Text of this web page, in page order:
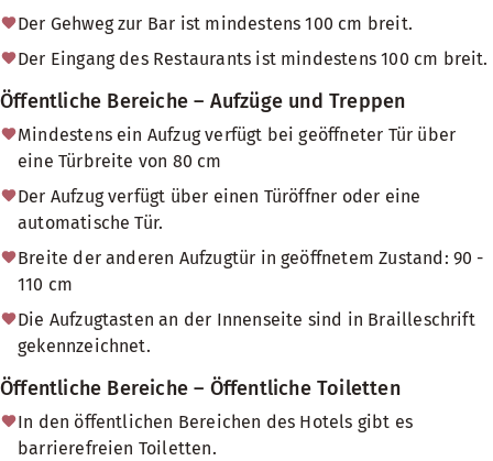
Der Gehweg zur Bar ist mindestens 100 cm breit.
Der Eingang des Restaurants ist mindestens 100 cm breit.
Öffentliche Bereiche – Aufzüge und Treppen
Mindestens ein Aufzug verfügt bei geöffneter Tür über
eine Türbreite von 80 cm
Der Aufzug verfügt über einen Türöffner oder eine
automatische Tür.
Breite der anderen Aufzugtür in geöffnetem Zustand: 90 -
110 cm
Die Aufzugtasten an der Innenseite sind in Brailleschrift
gekennzeichnet.
Öffentliche Bereiche – Öffentliche Toiletten
In den öffentlichen Bereichen des Hotels gibt es
barrierefreien Toiletten.